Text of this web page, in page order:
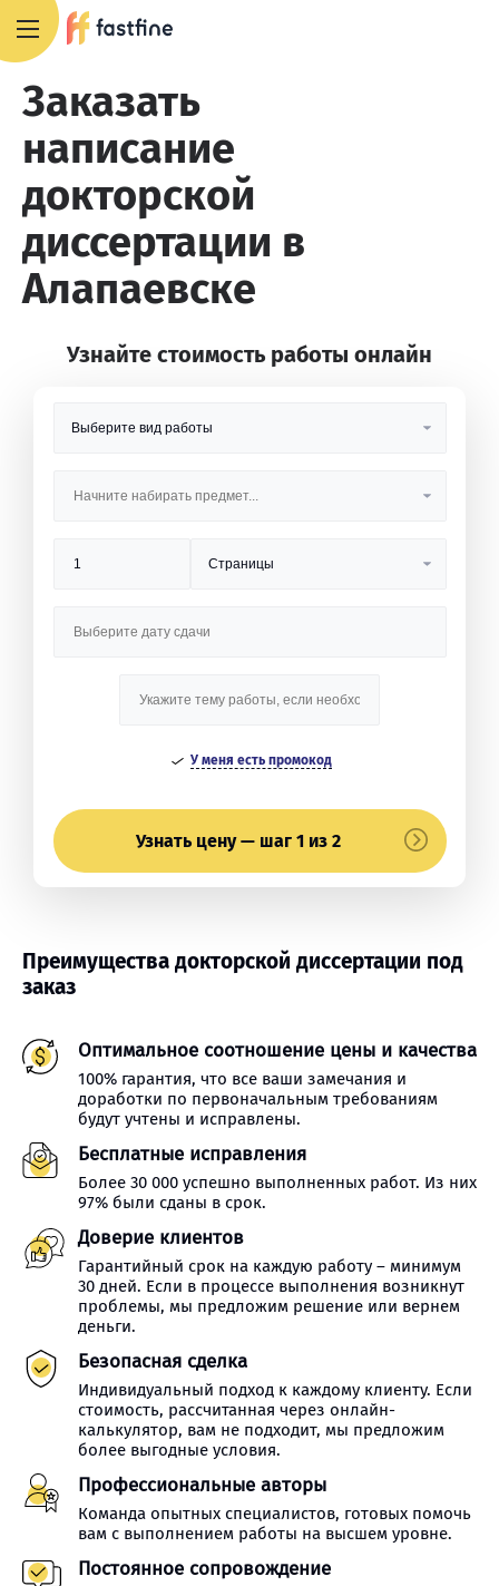
Заказать
написание
докторской
диссертации в
Алапаевске
Узнайте стоимость работы онлайн
У меня есть промокод
Узнать цену — шаг 1 из 2
Преимущества докторской диссертации под
заказ
Оптимальное соотношение цены и качества
100% гарантия, что все ваши замечания и
доработки по первоначальным требованиям
будут учтены и исправлены.
Бесплатные исправления
Более 30 000 успешно выполненных работ. Из них
97% были сданы в срок.
Доверие клиентов
Гарантийный срок на каждую работу – минимум
30 дней. Если в процессе выполнения возникнут
проблемы, мы предложим решение или вернем
деньги.
Безопасная сделка
Индивидуальный подход к каждому клиенту. Если
стоимость, рассчитанная через онлайн-
калькулятор, вам не подходит, мы предложим
более выгодные условия.
Профессиональные авторы
Команда опытных специалистов, готовых помочь
вам с выполнением работы на высшем уровне.
Постоянное сопровождение